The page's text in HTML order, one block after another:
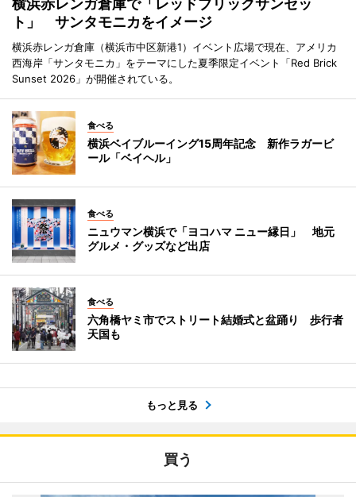
横浜赤レンガ倉庫で「レッドブリックサンセッ
ト」 サンタモニカをイメージ
横浜赤レンガ倉庫（横浜市中区新港1）イベント広場で現在、アメリカ
西海岸「サンタモニカ」をテーマにした夏季限定イベント「Red Brick
Sunset 2026」が開催されている。
食べる
横浜ベイブルーイング15周年記念 新作ラガービ
ール「ベイヘル」
食べる
ニュウマン横浜で「ヨコハマ ニュー縁日」 地元
グルメ・グッズなど出店
食べる
六角橋ヤミ市でストリート結婚式と盆踊り 歩行者
天国も
もっと見る
買う